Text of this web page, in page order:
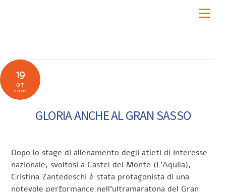
19
07
2010
GLORIA ANCHE AL GRAN SASSO
Dopo lo stage di allenamento degli atleti di interesse
nazionale, svoltosi a Castel del Monte (L’Aquila),
Cristina Zantedeschi è stata protagonista di una
notevole performance nell’ultramaratona del Gran